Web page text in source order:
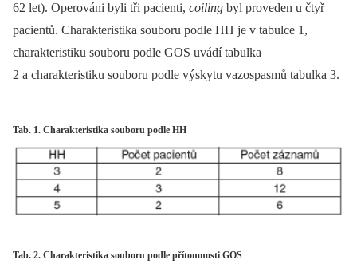
62 let). Operováni byli tři pacienti, coiling byl proveden u čtyř
pacientů. Charakteristika souboru podle HH je v tabulce 1,
charakteristiku souboru podle GOS uvádí tabulka
2 a charakteristiku souboru podle výskytu vazospasmů tabulka 3.
Tab. 1. Charakteristika souboru podle HH
Tab. 2. Charakteristika souboru podle přítomnosti GOS